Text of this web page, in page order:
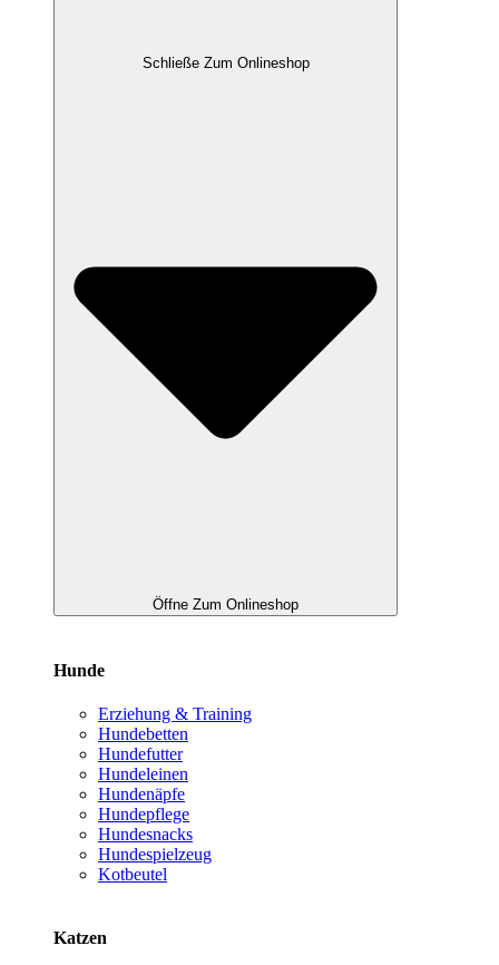
Schließe Zum Onlineshop
Öffne Zum Onlineshop
Hunde
Erziehung & Training
Hundebetten
Hundefutter
Hundeleinen
Hundenäpfe
Hundepflege
Hundesnacks
Hundespielzeug
Kotbeutel
Katzen